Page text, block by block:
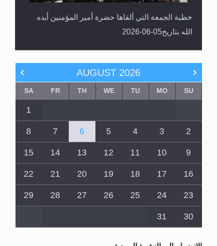
خطبة الجمعة التي ألقاها حضرة أمير المؤمنين أيده
الله بتاريخ05-06-2026
AUGUST 2026
SU
MO
TU
WE
TH
FR
SA
1
2
3
4
5
6
7
8
9
10
11
12
13
14
15
16
17
18
19
20
21
22
23
24
25
26
27
28
29
30
31